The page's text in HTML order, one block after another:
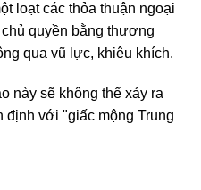
loạt các thỏa thuận ngoại
quyền bằng thương
qua vũ lực, khiêu khích.
này sẽ không thể xảy ra
định với "giấc mộng Trung